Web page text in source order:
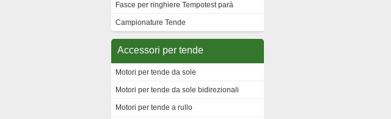
Fasce per ringhiere Tempotest parà
Campionature Tende
Accessori per tende
Motori per tende da sole
Motori per tende da sole bidirezionali
Motori per tende a rullo